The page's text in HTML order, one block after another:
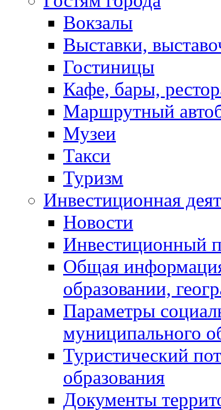
Вокзалы
Выставки,
Гостиницы
Кафе, бары,
Маршрутный
Музеи
Такси
Туризм
Инвестиционная
Новости
Инвестиционный
Общая
образовании,
Параметры
муниципального
Туристический
образования
Документы